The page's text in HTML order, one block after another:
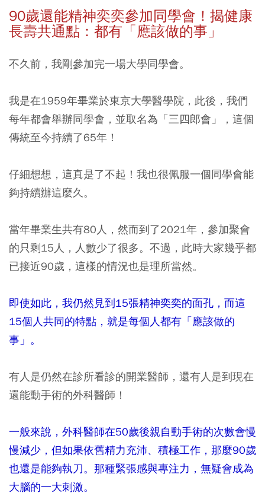
90歲還能精神奕奕參加同學會！揭健康
長壽共通點：都有「應該做的事」
不久前，我剛參加完一場大學同學會。
我是在1959年畢業於東京大學醫學院，此後，我們
每年都會舉辦同學會，並取名為「三四郎會」，這個
傳統至今持續了65年！
仔細想想，這真是了不起！我也很佩服一個同學會能
夠持續辦這麼久。
當年畢業生共有80人，然而到了2021年，參加聚會
的只剩15人，人數少了很多。不過，此時大家幾乎都
已接近90歲，這樣的情況也是理所當然。
即使如此，我仍然見到15張精神奕奕的面孔，而這
15個人共同的特點，就是每個人都有「應該做的
事」。
有人是仍然在診所看診的開業醫師，還有人是到現在
還能動手術的外科醫師！
一般來說，外科醫師在50歲後親自動手術的次數會慢
慢減少，但如果依舊精力充沛、積極工作，那麼90歲
也還是能夠執刀。那種緊張感與專注力，無疑會成為
大腦的一大刺激。